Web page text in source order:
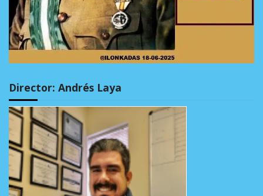
Director: Andrés Laya